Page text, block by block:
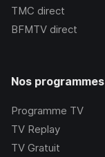
TMC direct
BFMTV direct
Nos programmes
Programme TV
TV Replay
TV Gratuit